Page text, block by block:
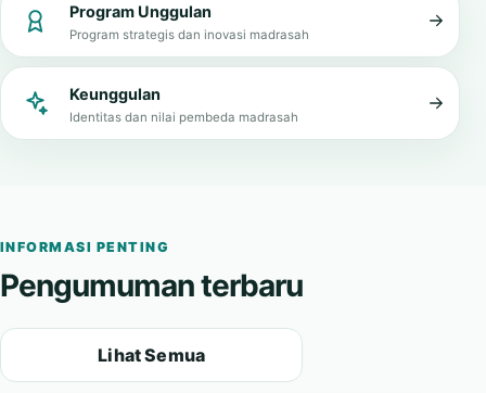
Program Unggulan
Program strategis dan inovasi madrasah
Keunggulan
Identitas dan nilai pembeda madrasah
INFORMASI PENTING
Pengumuman terbaru
Lihat Semua